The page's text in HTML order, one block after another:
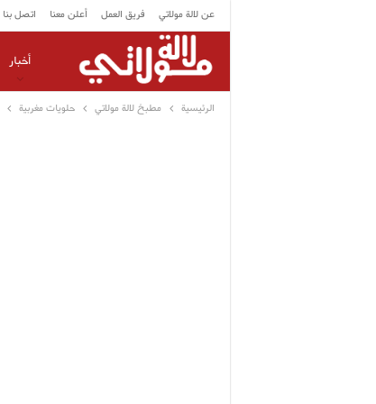
عن لالة مولاتي فريق العمل أعلن معنا اتصل بنا
أخبار
الرئيسية مطبخ لالة مولاتي حلويات مغربية